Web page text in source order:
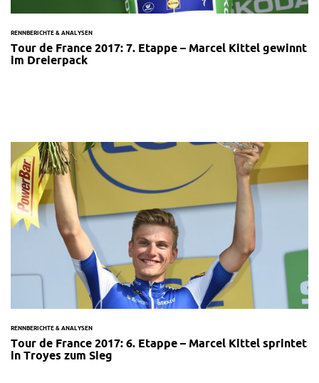
RENNBERICHTE & ANALYSEN
Tour de France 2017: 7. Etappe – Marcel Kittel gewinnt
im Dreierpack
RENNBERICHTE & ANALYSEN
Tour de France 2017: 6. Etappe – Marcel Kittel sprintet
in Troyes zum Sieg